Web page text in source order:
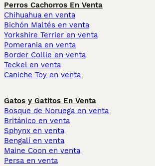
Perros Cachorros En Venta
Chihuahua en venta
Bichón Maltés en venta
Yorkshire Terrier en venta
Pomerania en venta
Border Collie en venta
Teckel en venta
Caniche Toy en venta
Gatos y Gatitos En Venta
Bosque de Noruega en venta
Británico en venta
Sphynx en venta
Bengalí en venta
Maine Coon en venta
Persa en venta